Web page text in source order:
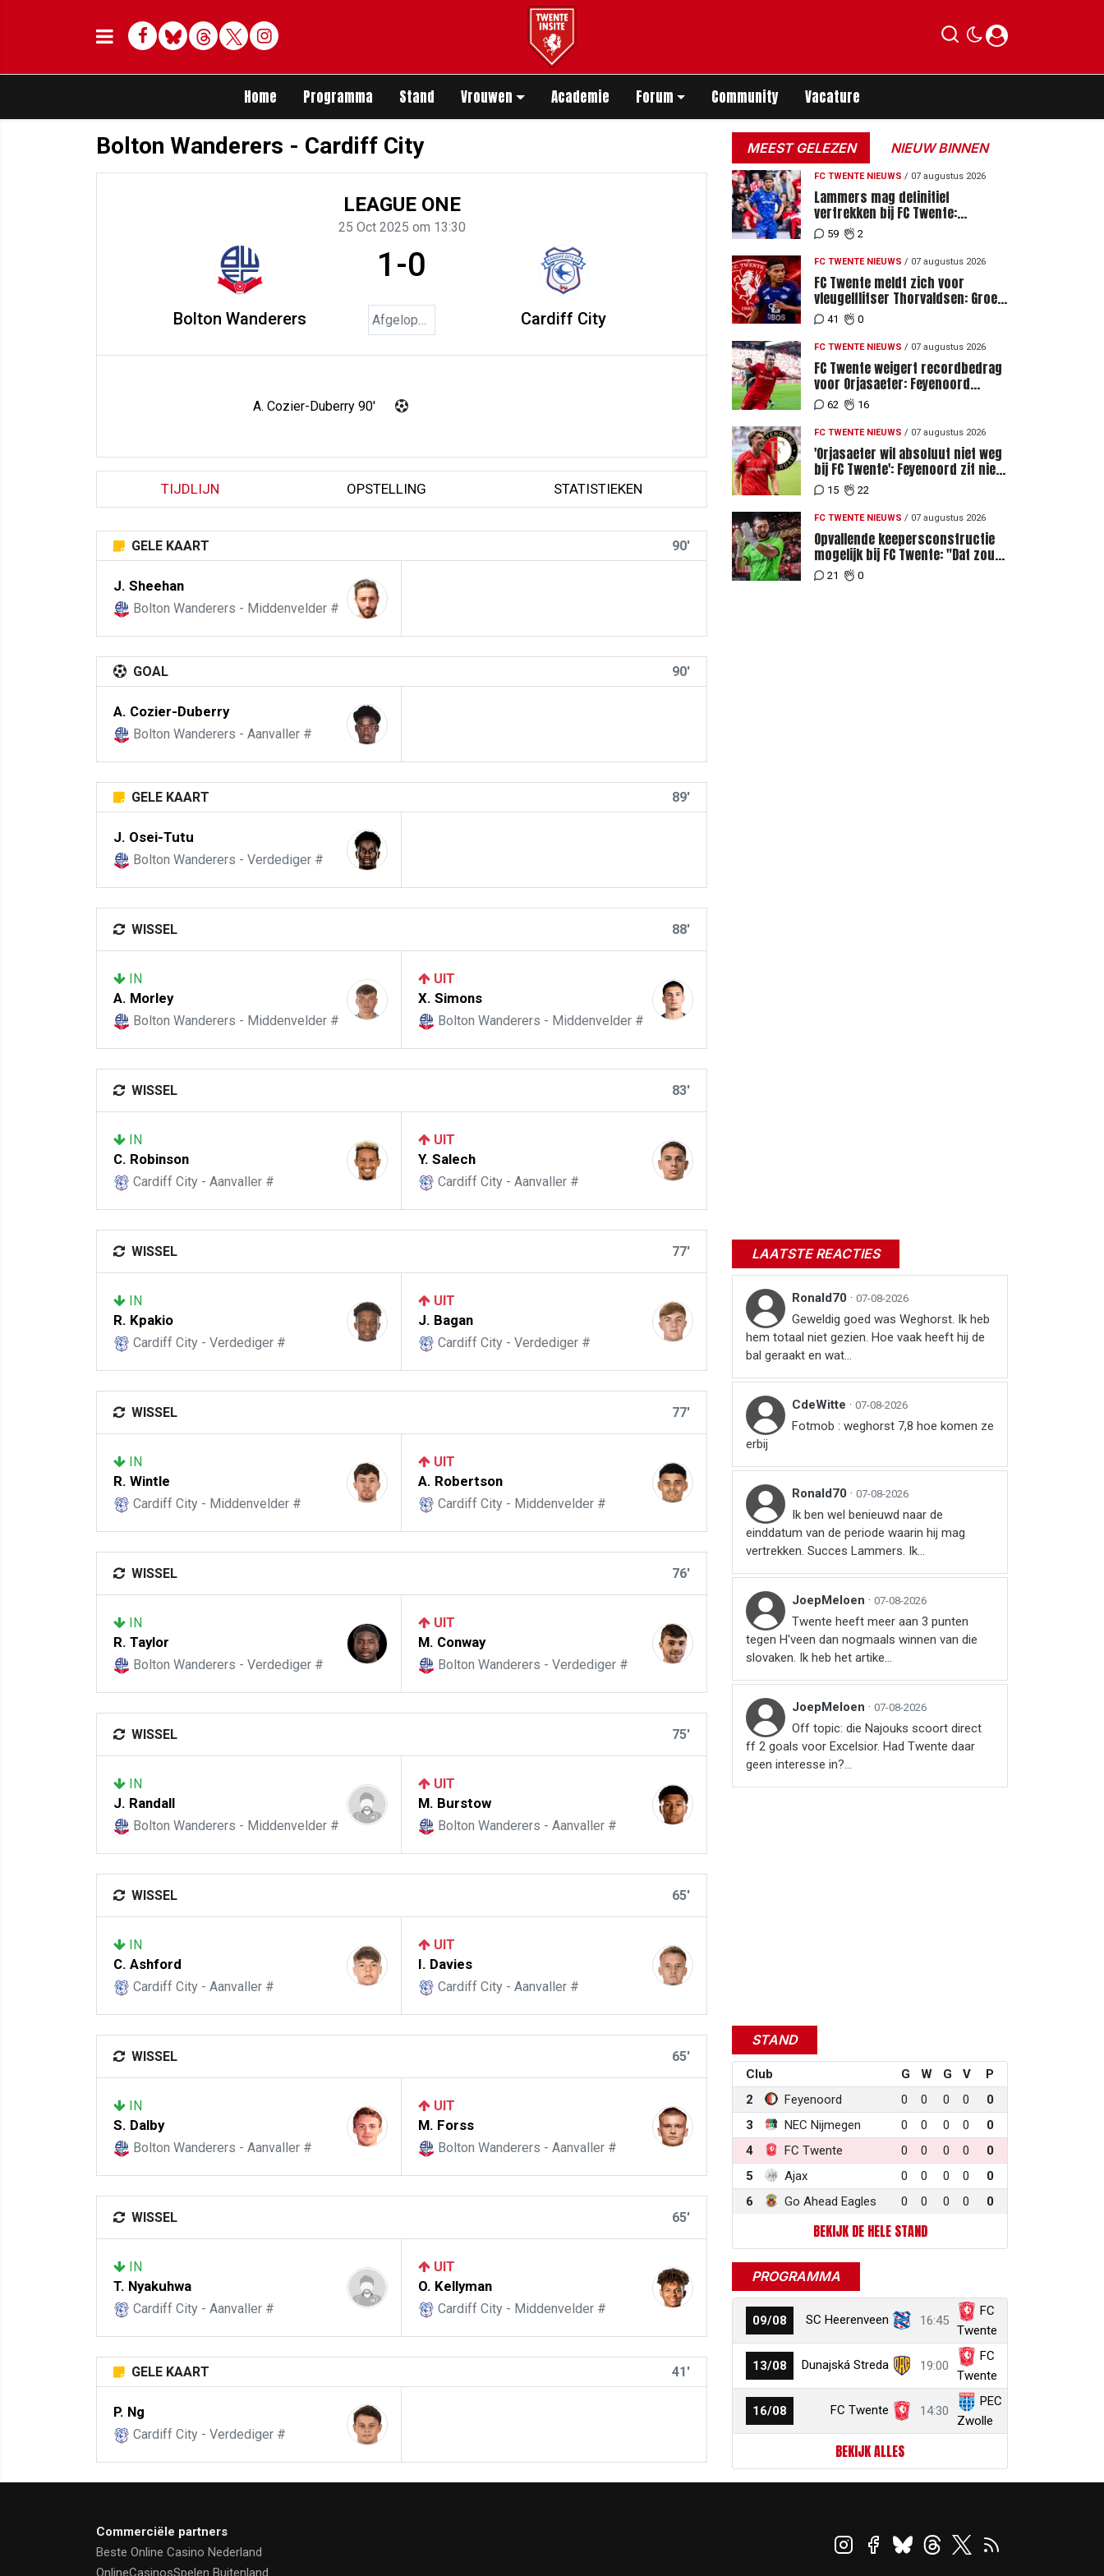
Facebook
BlueskyThreadsTwitterDelen op Whatsapp
Home Programma Stand Vrouwen Academie Forum Community Vacature
Bolton Wanderers - Cardiff City
LEAGUE ONE
25 Oct 2025 om 13:30
Bolton Wanderers
1-0
Cardiff City
A. Cozier-Duberry 90'
TIJDLIJN OPSTELLING STATISTIEKEN
GELE KAART 90'
J. Sheehan
Bolton Wanderers - Middenvelder #
GOAL 90'
A. Cozier-Duberry
Bolton Wanderers - Aanvaller #
GELE KAART 89'
J. Osei-Tutu
Bolton Wanderers - Verdediger #
WISSEL 88'
IN
A. Morley
Bolton Wanderers - Middenvelder #
UIT
X. Simons
Bolton Wanderers - Middenvelder #
WISSEL 83'
IN
C. Robinson
Cardiff City - Aanvaller #
UIT
Y. Salech
Cardiff City - Aanvaller #
WISSEL 77'
IN
R. Kpakio
Cardiff City - Verdediger #
UIT
J. Bagan
Cardiff City - Verdediger #
WISSEL 77'
IN
R. Wintle
Cardiff City - Middenvelder #
UIT
A. Robertson
Cardiff City - Middenvelder #
WISSEL 76'
IN
R. Taylor
Bolton Wanderers - Verdediger #
UIT
M. Conway
Bolton Wanderers - Verdediger #
WISSEL 75'
IN
J. Randall
Bolton Wanderers - Middenvelder #
UIT
M. Burstow
Bolton Wanderers - Aanvaller #
WISSEL 65'
IN
C. Ashford
Cardiff City - Aanvaller #
UIT
I. Davies
Cardiff City - Aanvaller #
WISSEL 65'
IN
S. Dalby
Bolton Wanderers - Aanvaller #
UIT
M. Forss
Bolton Wanderers - Aanvaller #
WISSEL 65'
IN
T. Nyakuhwa
Cardiff City - Aanvaller #
UIT
O. Kellyman
Cardiff City - Middenvelder #
GELE KAART 41'
P. Ng
Cardiff City - Verdediger #
MEEST GELEZEN NIEUW BINNEN
FC TWENTE NIEUWS / 07 augustus 2026
Lammers mag definitief
vertrekken bij FC Twente:
zaakwaarnemer krijgt deadline
vanwege komst vervanger
59 2
FC TWENTE NIEUWS / 07 augustus 2026
FC Twente meldt zich voor
vleugelflitser Thorvaldsen: Groen
licht voor miljoenenbod
41 0
FC TWENTE NIEUWS / 07 augustus 2026
FC Twente weigert recordbedrag
voor Orjasaeter: Feyenoord
genoemd na megabod
62 16
FC TWENTE NIEUWS / 07 augustus 2026
'Orjasaeter wil absoluut niet weg
bij FC Twente': Feyenoord zit niet
achter recordbod
15 22
FC TWENTE NIEUWS / 07 augustus 2026
Opvallende keepersconstructie
mogelijk bij FC Twente: "Dat zou
eigenlijk best kunnen"
21 0
LAATSTE REACTIES
Ronald70 · 07-08-2026
Geweldig goed was Weghorst. Ik heb
hem totaal niet gezien. Hoe vaak heeft hij de
bal geraakt en wat...
CdeWitte · 07-08-2026
Fotmob : weghorst 7,8 hoe komen ze
erbij
Ronald70 · 07-08-2026
Ik ben wel benieuwd naar de
einddatum van de periode waarin hij mag
vertrekken. Succes Lammers. Ik...
JoepMeloen · 07-08-2026
Twente heeft meer aan 3 punten
tegen H'veen dan nogmaals winnen van die
slovaken. Ik heb het artike...
JoepMeloen · 07-08-2026
Off topic: die Najouks scoort direct
ff 2 goals voor Excelsior. Had Twente daar
geen interesse in?...
STAND
Club G W G V
P
2
Feyenoord 0 0 0 0
0
3
NEC Nijmegen 0 0 0 0
0
4
FC Twente 0 0 0 0
0
5
Ajax 0 0 0 0
0
6
Go Ahead Eagles 0 0 0 0 0
BEKIJK DE HELE STAND
PROGRAMMA
09/08 SC Heerenveen 16:45
FC
Twente
13/08 Dunajská Streda 19:00
FC
Twente
16/08 FC Twente 14:30
PEC
Zwolle
BEKIJK ALLES
Commerciële partners
Beste Online Casino Nederland
OnlineCasinosSpelen Buitenland